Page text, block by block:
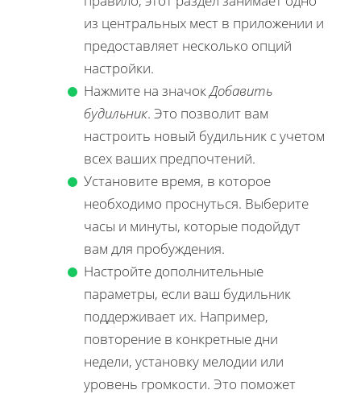
из центральных мест в приложении и
предоставляет несколько опций
настройки.
Нажмите на значок Добавить
будильник. Это позволит вам
настроить новый будильник с учетом
всех ваших предпочтений.
Установите время, в которое
необходимо проснуться. Выберите
часы и минуты, которые подойдут
вам для пробуждения.
Настройте дополнительные
параметры, если ваш будильник
поддерживает их. Например,
повторение в конкретные дни
недели, установку мелодии или
уровень громкости. Это поможет